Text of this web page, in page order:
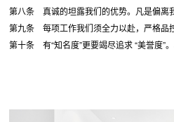
第八条 真诚的坦露我们的优势。凡是偏离
第九条 每项工作我们须全力以赴，严格品
第十条 有“知名度”更要竭尽追求 “美誉度”。